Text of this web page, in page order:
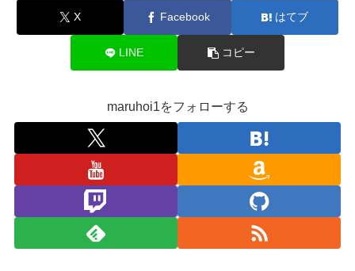
X Facebook はてブ
LINE コピー
maruhoi1をフォローする